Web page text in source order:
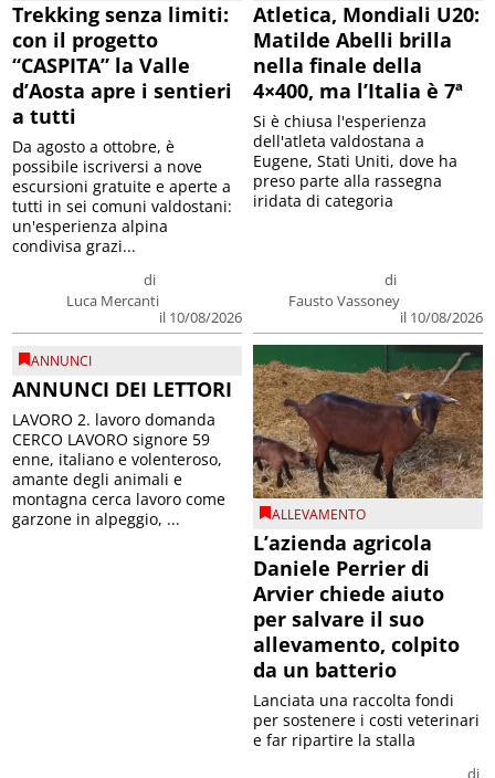
Trekking senza limiti:
con il progetto
“CASPITA” la Valle
d’Aosta apre i sentieri
a tutti
di
Luca Mercanti
il 10/08/2026
Da agosto a ottobre, è
possibile iscriversi a nove
escursioni gratuite e aperte a
tutti in sei comuni valdostani:
un'esperienza alpina
condivisa grazi...
Atletica, Mondiali U20:
Matilde Abelli brilla
nella finale della
4×400, ma l’Italia è 7ª
di
Fausto Vassoney
il 10/08/2026
Si è chiusa l'esperienza
dell'atleta valdostana a
Eugene, Stati Uniti, dove ha
preso parte alla rassegna
iridata di categoria
ANNUNCI
ANNUNCI DEI LETTORI
LAVORO 2. lavoro domanda
CERCO LAVORO signore 59
enne, italiano e volenteroso,
amante degli animali e
montagna cerca lavoro come
garzone in alpeggio, ...
ALLEVAMENTO
L’azienda agricola
Daniele Perrier di
Arvier chiede aiuto
per salvare il suo
allevamento, colpito
da un batterio
di
Lanciata una raccolta fondi
per sostenere i costi veterinari
e far ripartire la stalla